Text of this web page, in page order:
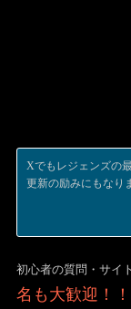
Xでもレジェンズの
更新の励みにもなり
初心者の質問・サイ
名も大歓迎！！